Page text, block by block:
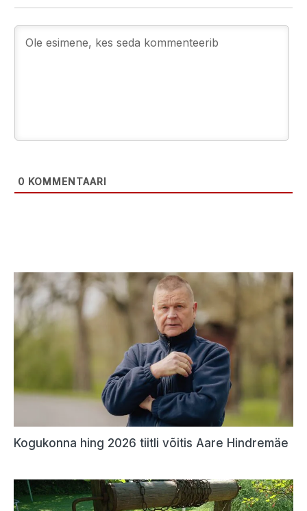
0 KOMMENTAARI
Kogukonna hing 2026 tiitli võitis Aare Hindremäe